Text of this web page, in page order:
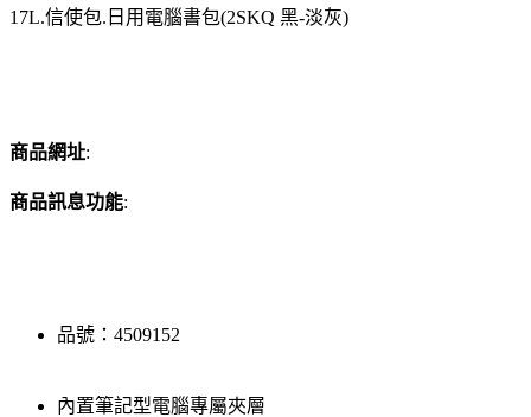
17L.信使包.日用電腦書包(2SKQ 黑-淡灰)
商品網址:
商品訊息功能:
品號：4509152
內置筆記型電腦專屬夾層